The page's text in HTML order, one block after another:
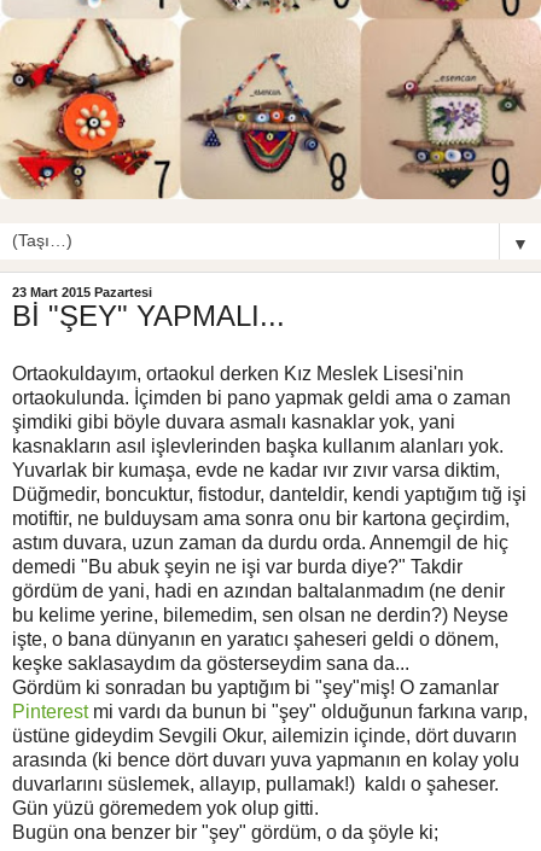
▼
23 Mart 2015 Pazartesi
Bİ "ŞEY" YAPMALI...
Ortaokuldayım, ortaokul derken Kız Meslek Lisesi'nin
ortaokulunda. İçimden bi pano yapmak geldi ama o zaman
şimdiki gibi böyle duvara asmalı kasnaklar yok, yani
kasnakların asıl işlevlerinden başka kullanım alanları yok.
Yuvarlak bir kumaşa, evde ne kadar ıvır zıvır varsa diktim,
Düğmedir, boncuktur, fistodur, danteldir, kendi yaptığım tığ işi
motiftir, ne bulduysam ama sonra onu bir kartona geçirdim,
astım duvara, uzun zaman da durdu orda. Annemgil de hiç
demedi "Bu abuk şeyin ne işi var burda diye?" Takdir
gördüm de yani, hadi en azından baltalanmadım (ne denir
bu kelime yerine, bilemedim, sen olsan ne derdin?) Neyse
işte, o bana dünyanın en yaratıcı şaheseri geldi o dönem,
keşke saklasaydım da gösterseydim sana da...
Gördüm ki sonradan bu yaptığım bi "şey"miş! O zamanlar
Pinterestmi vardı da bunun bi "şey" olduğunun farkına varıp,
üstüne gideydim Sevgili Okur, ailemizin içinde, dört duvarın
arasında (ki bence dört duvarı yuva yapmanın en kolay yolu
duvarlarını süslemek, allayıp, pullamak!) kaldı o şaheser.
Gün yüzü göremedem yok olup gitti.
Bugün ona benzer bir "şey" gördüm, o da şöyle ki;